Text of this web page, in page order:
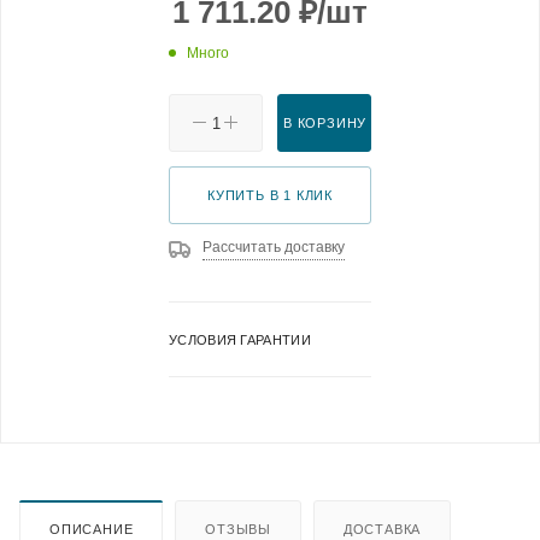
1 711.20 ₽/шт
Много
В КОРЗИНУ
КУПИТЬ В 1 КЛИК
Рассчитать доставку
УСЛОВИЯ ГАРАНТИИ
ОПИСАНИЕ ОТЗЫВЫ ДОСТАВКА